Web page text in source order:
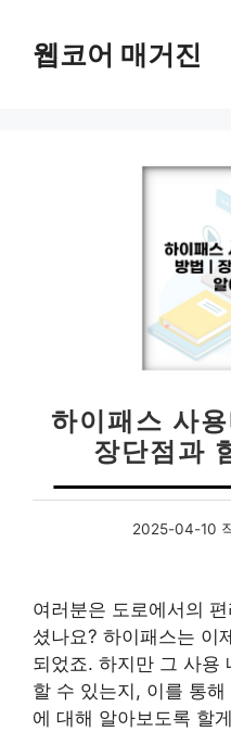
웹코어 매거진
하이패스 사
장단점과
2025-04-10
여러분은 도로에서의
셨나요? 하이패스는 이
되었죠. 하지만 그 사용
할 수 있는지, 이를 통
에 대해 알아보도록 할